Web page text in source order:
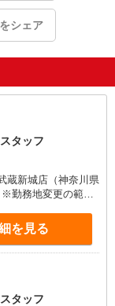
シェア
タッフ
新城店（神奈川県
を見る
タッフ